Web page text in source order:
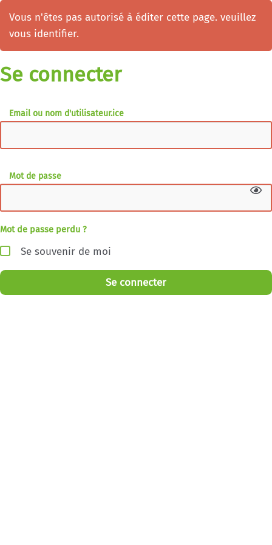
Vous n'êtes pas autorisé à éditer cette page. veuillez
vous identifier.
Se connecter
Email ou nom d'utilisateur.ice
Mot de passe
Mot de passe perdu ?
Se souvenir de moi
Se connecter